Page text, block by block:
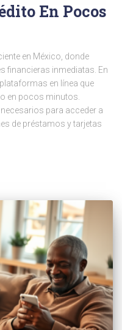
En Pocos
en México, donde
financieras inmediatas. En
en línea que
en pocos minutos.
para acceder a
de préstamos y tarjetas